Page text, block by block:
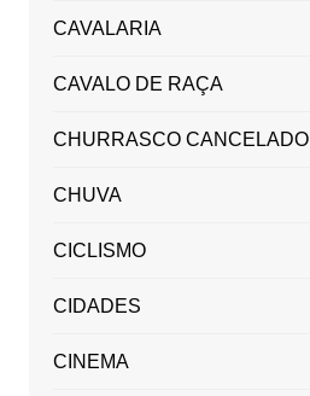
CAVALARIA
CAVALO DE RAÇA
CHURRASCO CANCELADO
CHUVA
CICLISMO
CIDADES
CINEMA